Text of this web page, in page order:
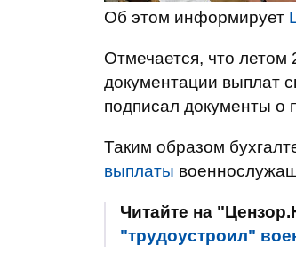
Об этом информирует
Отмечается, что летом
документации выплат
подписал документы о
Таким образом
выплаты
Читайте на
"трудоустроил"